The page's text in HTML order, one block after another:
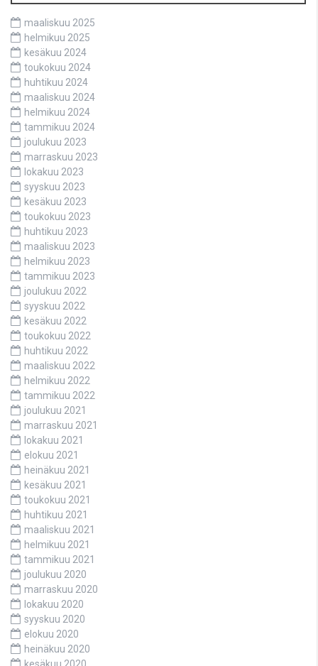
maaliskuu 2025
helmikuu 2025
kesäkuu 2024
toukokuu 2024
huhtikuu 2024
maaliskuu 2024
helmikuu 2024
tammikuu 2024
joulukuu 2023
marraskuu 2023
lokakuu 2023
syyskuu 2023
kesäkuu 2023
toukokuu 2023
huhtikuu 2023
maaliskuu 2023
helmikuu 2023
tammikuu 2023
joulukuu 2022
syyskuu 2022
kesäkuu 2022
toukokuu 2022
huhtikuu 2022
maaliskuu 2022
helmikuu 2022
tammikuu 2022
joulukuu 2021
marraskuu 2021
lokakuu 2021
elokuu 2021
heinäkuu 2021
kesäkuu 2021
toukokuu 2021
huhtikuu 2021
maaliskuu 2021
helmikuu 2021
tammikuu 2021
joulukuu 2020
marraskuu 2020
lokakuu 2020
syyskuu 2020
elokuu 2020
heinäkuu 2020
kesäkuu 2020